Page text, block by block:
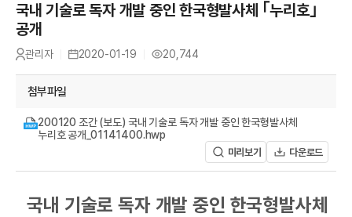
A
국내 기술로 독자 개발 중인 한국형발사체 ｢누리호｣
공개
작
성
관리자
등
록
2020-01-19
조
회
20,744
첨부파일
200120 조간 (보도) 국내 기술로 독자 개발 중인 한국형발사체
누리호 공개_01141400.hwp
미리보기 다운로드
국내 기술로 독자 개발 중인 한국형발사체